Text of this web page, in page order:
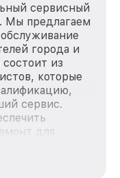
сервисный
Мы предлагаем
города и
из
которые
сервис.
для
Miele, вне
Мы